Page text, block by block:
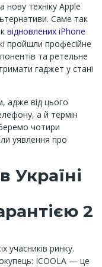
нову техніку Apple
Саме так
відновлених iPhone
пройшли професійне
та ретельне
гаджет у стані
адже від цього
а й термін
чотири
уявлення про
Україні
2
учасників ринку.
ICOOLA — це